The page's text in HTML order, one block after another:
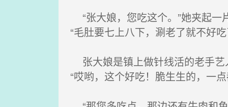
“张大娘，您吃这个。”她夹起一
“毛肚要七上八下，涮老了就不好
张大娘是镇上做针线活的老手艺
“哎哟，这个好吃！脆生生的，一